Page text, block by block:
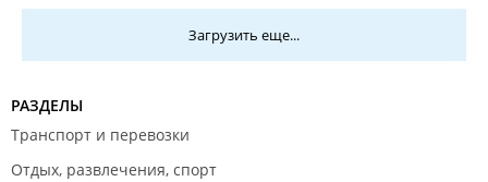
обновление меню необходимо (странно, что основ
ресторана). Например в ресторане в пост имеются
постные блюда, но почему их нельзя ввести в
основное меню? Можно включать сезонные блюда
(необходима реклама данных введений) а также
Загрузить еще...
РАЗДЕЛЫ
Транспорт и перевозки
Отдых, развлечения, спорт